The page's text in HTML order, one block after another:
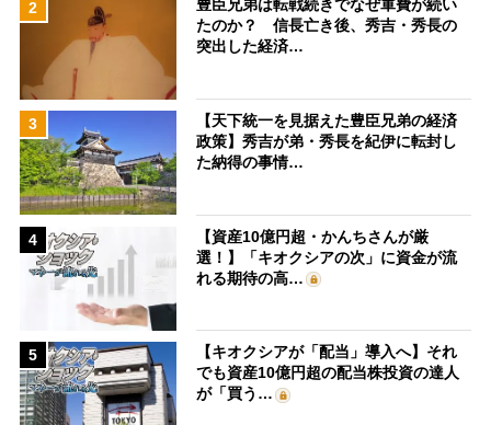
2
豊臣兄弟は転戦続きでなぜ軍費が続い
たのか？ 信長亡き後、秀吉・秀長の
突出した経済…
3
【天下統一を見据えた豊臣兄弟の経済
政策】秀吉が弟・秀長を紀伊に転封し
た納得の事情…
4
【資産10億円超・かんちさんが厳
選！】「キオクシアの次」に資金が流
れる期待の高…
5
【キオクシアが「配当」導入へ】それ
でも資産10億円超の配当株投資の達人
が「買う…